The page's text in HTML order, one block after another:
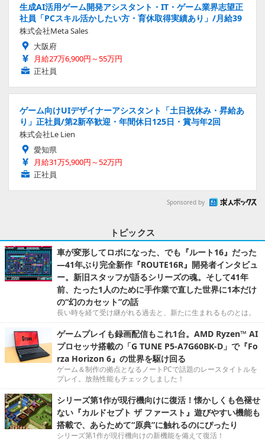
生成AI活用ゲーム開発アシスタント・IT・ゲーム業界志望正
社員「PCスキル活かしたい方・育休取得実績あり」/月給39
株式会社Meta Sales
大阪府
月給27万6,900円～55万円
正社員
ゲーム向けUIデザイナーアシスタント「土日祝休み・昇給あ
り」正社員/第2新卒歓迎・年間休日125日・賞与年2回
株式会社Le Lien
愛知県
月給31万5,900円～52万円
正社員
Sponsored by
トピックス
車が変形してロボになった、でも『ルート16』だった
―41年ぶり完全新作『ROUTE16R』開発者インタビュ
ー。新旧スタッフが語るシリーズの魂。そして41年
前、たった1人のために手作業で直した世界に1本だけ
の“幻のカセット”の話
長い時を経て受け継がれる過去と、新たに生まれるものとは。
ゲームプレイも録画配信もこれ1台。AMD Ryzen™ AI
プロセッサ搭載の「G TUNE P5-A7G60BK-D」で『Fo
rza Horizon 6』の世界を駆け回る
ゲーム＆制作の拠点となるノートPCで話題のレースタイトルを
プレイ。放熱性能もチェックしました！
シリーズ第1作が現行機向けに復活！懐かしくも色褪せ
ない『カルドセプト ザ ファースト』遊びやすい機能も
搭載で、あらためて“原典”に触れるのにぴったり
シリーズ第1作が現行機向けの新機能を備えて復活！